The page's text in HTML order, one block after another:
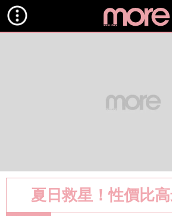
夏日救星！性價比